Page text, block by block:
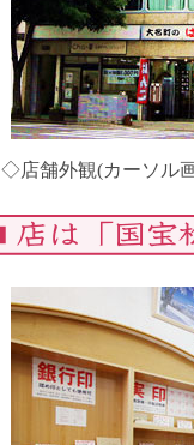
◇店舗外観(カーソル